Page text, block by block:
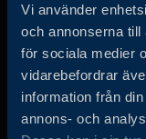
Vi använder
och annonserna till
för sociala medier
vidarebefordrar
information från
annons- och
JOBBA HOS OSS